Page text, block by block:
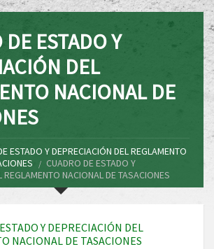
ESTADO Y
DEL
NACIONAL DE
ESTADO Y DEPRECIACIÓN DEL REGLAMENTO
CUADRO DE ESTADO Y
REGLAMENTO NACIONAL DE TASACIONES
Y DEPRECIACIÓN DEL
NACIONAL DE TASACIONES